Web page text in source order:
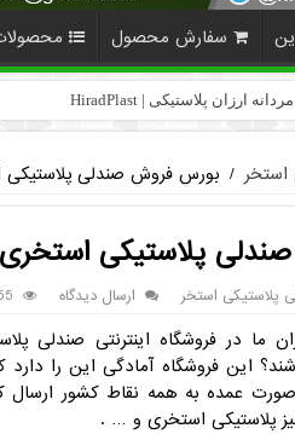
سفارش محصول
پ
استخر / بورس فروش صندلی
پلاستیکی
پلاستیکی استخر ارسال دیدگاه 155
ما در فروشگاه اینترنتی صندلی
این فروشگاه آمادگی این را
عمده به همه نقاط کشور ارسال
پلاستیکی استخری و … .